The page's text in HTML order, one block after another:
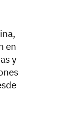
en
y